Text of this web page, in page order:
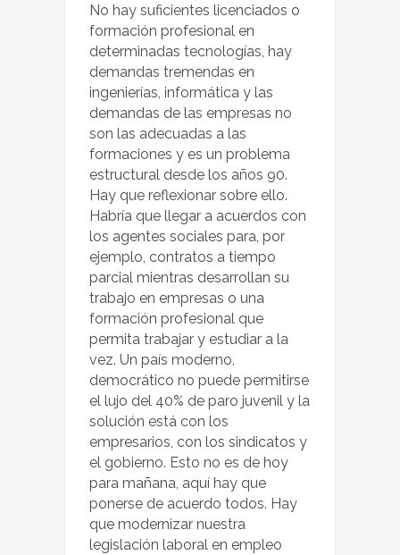
No hay suficientes licenciados o
formación profesional en
determinadas tecnologías, hay
demandas tremendas en
ingenierías, informática y las
demandas de las empresas no
son las adecuadas a las
formaciones y es un problema
estructural desde los años 90.
Hay que reflexionar sobre ello.
Habría que llegar a acuerdos con
los agentes sociales para, por
ejemplo, contratos a tiempo
parcial mientras desarrollan su
trabajo en empresas o una
formación profesional que
permita trabajar y estudiar a la
vez. Un país moderno,
democrático no puede permitirse
el lujo del 40% de paro juvenil y la
solución está con los
empresarios, con los sindicatos y
el gobierno. Esto no es de hoy
para mañana, aquí hay que
ponerse de acuerdo todos. Hay
que modernizar nuestra
legislación laboral en empleo